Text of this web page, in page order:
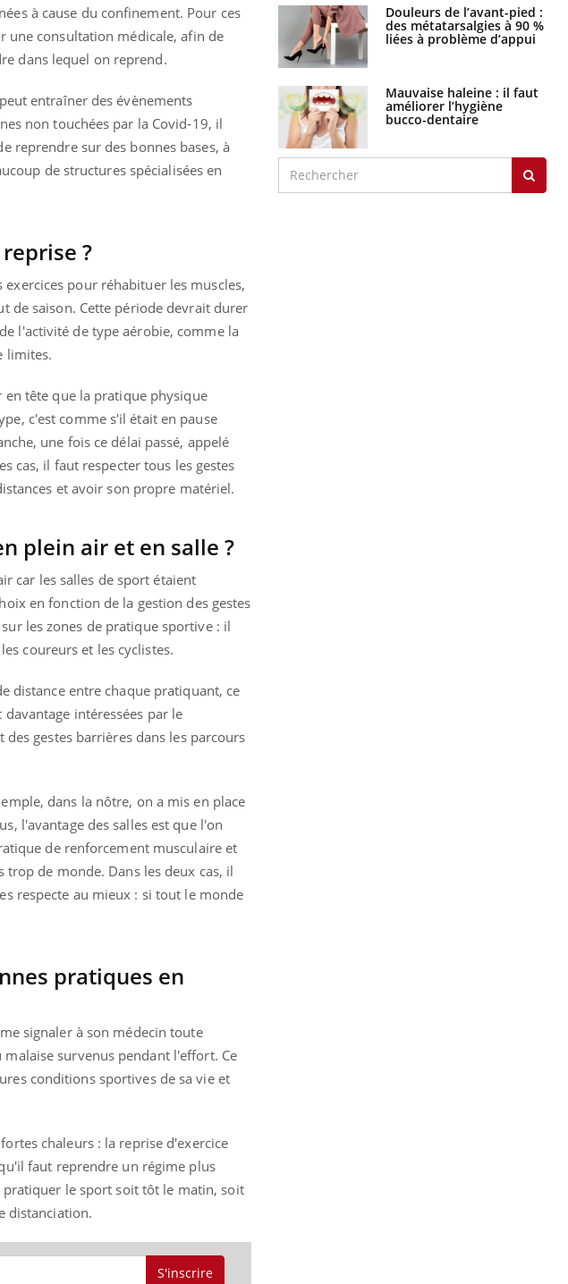
à cause du confinement. Pour ces
une consultation médicale, afin de
dans lequel on reprend.
entraîner des évènements
non touchées par la Covid-19, il
reprendre sur des bonnes bases, à
de structures spécialisées en
?
pour réhabituer les muscles,
de saison. Cette période devrait durer
l'activité de type aérobie, comme la
limites.
tête que la pratique physique
c'est comme s'il était en pause
une fois ce délai passé, appelé
cas, il faut respecter tous les gestes
et avoir son propre matériel.
plein air et en salle ?
car les salles de sport étaient
en fonction de la gestion des gestes
les zones de pratique sportive : il
coureurs et les cyclistes.
distance entre chaque pratiquant, ce
intéressées par le
gestes barrières dans les parcours
dans la nôtre, on a mis en place
l'avantage des salles est que l'on
de renforcement musculaire et
de monde. Dans les deux cas, il
respecte au mieux : si tout le monde
pratiques en
signaler à son médecin toute
survenus pendant l'effort. Ce
conditions sportives de sa vie et
chaleurs : la reprise d'exercice
faut reprendre un régime plus
pratiquer le sport soit tôt le matin, soit
distanciation.
S'inscrire
Douleurs de l’avant-pied :
des métatarsalgies à 90 %
liées à problème d’appui
Mauvaise haleine : il faut
améliorer l’hygiène
bucco-dentaire